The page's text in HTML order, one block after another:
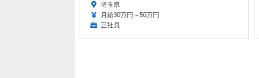
埼玉県
月給30万円～50万円
正社員